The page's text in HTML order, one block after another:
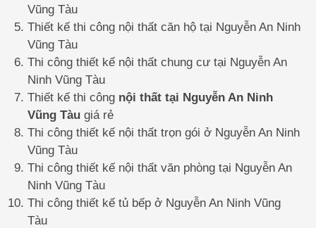
Vũng Tàu
Thiết kế thi công nội thất căn hộ tại Nguyễn An Ninh
Vũng Tàu
Thi công thiết kế nội thất chung cư tại Nguyễn An
Ninh Vũng Tàu
Thiết kế thi công nội thất tại Nguyễn An Ninh
Vũng Tàugiá rẻ
Thi công thiết kế nội thất trọn gói ở Nguyễn An Ninh
Vũng Tàu
Thi công thiết kế nội thất văn phòng tại Nguyễn An
Ninh Vũng Tàu
Thi công thiết kế tủ bếp ở Nguyễn An Ninh Vũng
Tàu